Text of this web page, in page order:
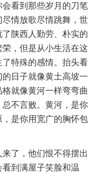
看到那些岁月的刀笔
情放歌尽情跳舞，世
陕西人勤劳、朴实的
，但是从小生活在这
特殊的感情。抬头看
日子就像黄土高坡一
就像黄河一样弯弯曲
不言败。黄河，是你
是你用宽广的胸怀包
了，他们恨不得摆出
到满屋子笑脸和温